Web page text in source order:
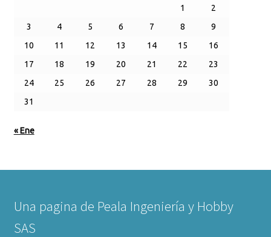
1
2
3
4 5 6 7 8
9
10
11 12 13 14 15
16
17
18 19 20 21 22
23
24
25 26 27 28 29
30
31
« Ene
Una pagina de Peala Ingeniería y Hobby
SAS